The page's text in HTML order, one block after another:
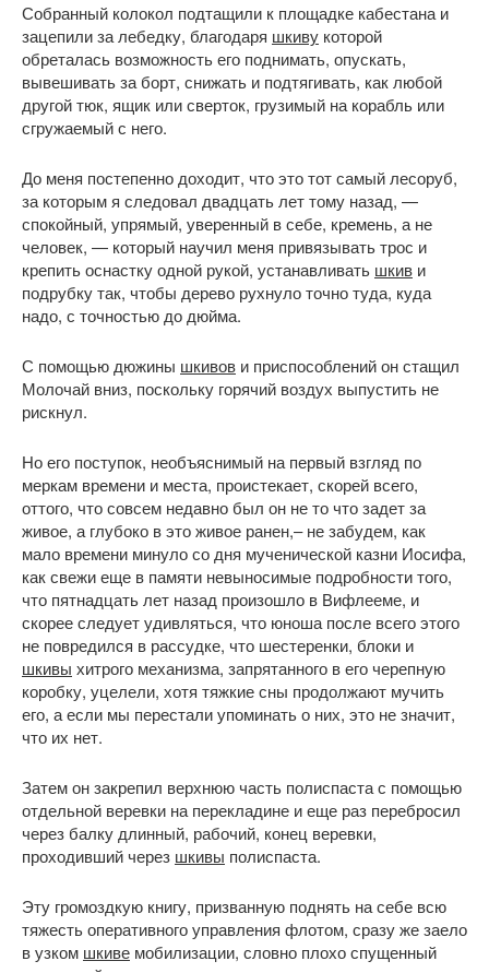
Собранный колокол подтащили к площадке кабестана и
зацепили за лебедку, благодаря шкиву которой
обреталась возможность его поднимать, опускать,
вывешивать за борт, снижать и подтягивать, как любой
другой тюк, ящик или сверток, грузимый на корабль или
сгружаемый с него.
До меня постепенно доходит, что это тот самый лесоруб,
за которым я следовал двадцать лет тому назад, —
спокойный, упрямый, уверенный в себе, кремень, а не
человек, — который научил меня привязывать трос и
крепить оснастку одной рукой, устанавливать шкив и
подрубку так, чтобы дерево рухнуло точно туда, куда
надо, с точностью до дюйма.
С помощью дюжины шкивов и приспособлений он стащил
Молочай вниз, поскольку горячий воздух выпустить не
рискнул.
Но его поступок, необъяснимый на первый взгляд по
меркам времени и места, проистекает, скорей всего,
оттого, что совсем недавно был он не то что задет за
живое, а глубоко в это живое ранен,– не забудем, как
мало времени минуло со дня мученической казни Иосифа,
как свежи еще в памяти невыносимые подробности того,
что пятнадцать лет назад произошло в Вифлееме, и
скорее следует удивляться, что юноша после всего этого
не повредился в рассудке, что шестеренки, блоки и
шкивы хитрого механизма, запрятанного в его черепную
коробку, уцелели, хотя тяжкие сны продолжают мучить
его, а если мы перестали упоминать о них, это не значит,
что их нет.
Затем он закрепил верхнюю часть полиспаста с помощью
отдельной веревки на перекладине и еще раз перебросил
через балку длинный, рабочий, конец веревки,
проходивший через шкивы полиспаста.
Эту громоздкую книгу, призванную поднять на себе всю
тяжесть оперативного управления флотом, сразу же заело
в узком шкиве мобилизации, словно плохо спущенный